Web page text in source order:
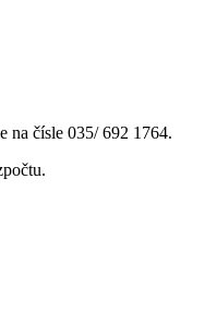
na čísle 035/ 692 1764.